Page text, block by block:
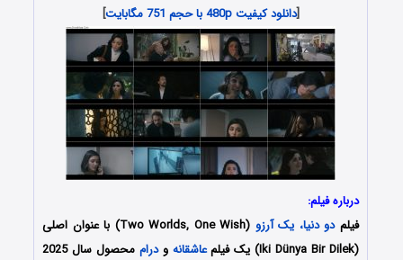
[دانلود کیفیت 480p با حجم 751 مگابایت ]
درباره فیلم:
فیلمدو دنیا، یک آرزو
(Two Worlds, One Wish) با عنوان اصلی
(Iki Dünya Bir Dilek) یک فیلم
عاشقانه ودرام
محصول سال 2025